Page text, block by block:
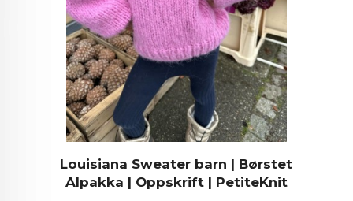
Louisiana Sweater barn | Børstet
Alpakka | Oppskrift | PetiteKnit